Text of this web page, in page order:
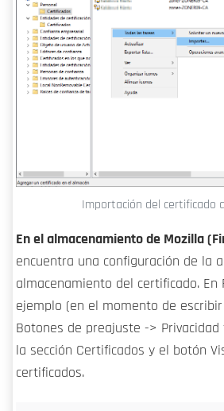
Importación del certificado
En el almacenamiento de Mozilla
encuentra una configuración de la
almacenamiento del certificado. En
ejemplo (en el momento de
Botones de preajuste ->
la sección Certificados y el botón
certificados.